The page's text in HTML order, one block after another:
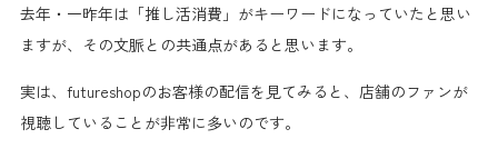
去年・一昨年は「推し活消費」がキーワードになっていたと思い
ますが、その文脈との共通点があると思います。
実は、futureshopのお客様の配信を見てみると、店舗のファンが
視聴していることが非常に多いのです。